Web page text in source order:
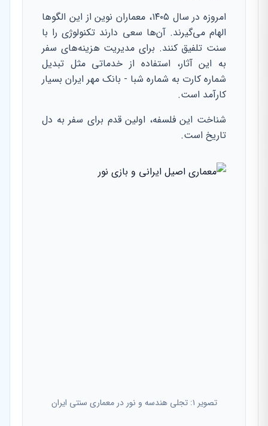
امروزه در سال ۱۴۰۵، معماران نوین از این الگوها
الهام می‌گیرند. آن‌ها سعی دارند تکنولوژی را با
سنت تلفیق کنند. برای مدیریت هزینه‌های سفر
به این آثار، استفاده از خدماتی مثل تبدیل
شماره کارت به شماره شبا - بانک مهر ایران بسیار
کارآمد است.
شناخت این فلسفه، اولین قدم برای سفر به دل
تاریخ است.
تصویر ۱: تجلی هندسه و نور در معماری سنتی ایران